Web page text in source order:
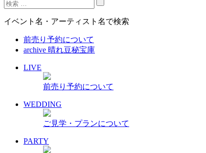
イベント名・アーティスト名で検索
前売り予約について
archive 晴れ豆秘宝庫
LIVE
前売り予約について
WEDDING
ご見学・プランについて
PARTY